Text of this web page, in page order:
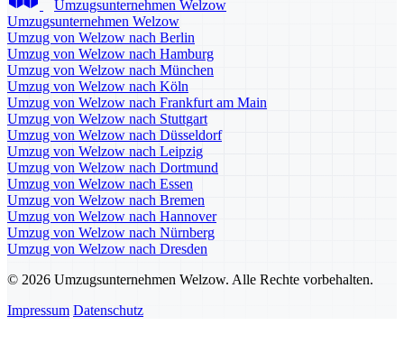
Umzugsunternehmen Welzow
Umzugsunternehmen Welzow
Umzug von Welzow nach Berlin
Umzug von Welzow nach Hamburg
Umzug von Welzow nach München
Umzug von Welzow nach Köln
Umzug von Welzow nach Frankfurt am Main
Umzug von Welzow nach Stuttgart
Umzug von Welzow nach Düsseldorf
Umzug von Welzow nach Leipzig
Umzug von Welzow nach Dortmund
Umzug von Welzow nach Essen
Umzug von Welzow nach Bremen
Umzug von Welzow nach Hannover
Umzug von Welzow nach Nürnberg
Umzug von Welzow nach Dresden
© 2026 Umzugsunternehmen Welzow. Alle Rechte vorbehalten.
Impressum Datenschutz